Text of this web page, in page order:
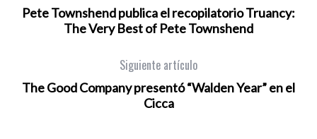
Pete Townshend publica el recopilatorio Truancy:
The Very Best of Pete Townshend
Siguiente artículo
The Good Company presentó “Walden Year” en el
Cicca